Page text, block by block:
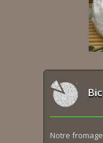
Notre